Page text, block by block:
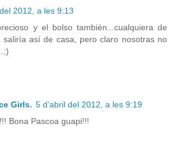
2012, a les 9:13
y el bolso también...cualquiera de
saliría así de casa, pero claro nosotras no
Girls. 5 d’abril del 2012, a les 9:19
Bona Pascoa guapi!!!